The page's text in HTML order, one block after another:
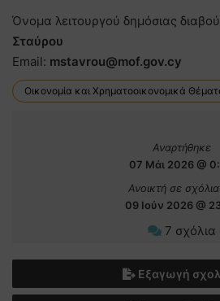
Όνομα λειτουργού δημόσιας
Σταύρου
Email: mstavrou@mof.gov.cy
Οικονομία και Χρηματοοικονομικά
Αναρτήθηκε
07 Μάι 2026 @
Ανοικτή σε
09 Ιούν 2026 @
7 σχόλια
Εξαγωγή